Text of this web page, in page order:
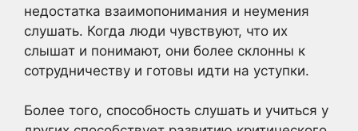
недостатка взаимопонимания и неумения
слушать. Когда люди чувствуют, что их
слышат и понимают, они более склонны к
сотрудничеству и готовы идти на уступки.
Более того, способность слушать и учиться у